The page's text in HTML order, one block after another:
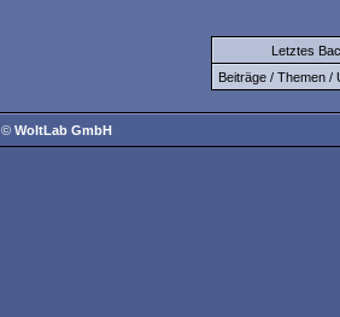
Letztes
Beiträge / Themen /
© WoltLab GmbH